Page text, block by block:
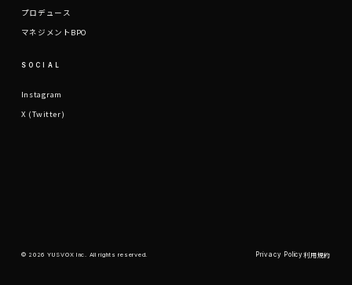
プロデュース
マネジメントBPO
SOCIAL
Instagram
X (Twitter)
YUSVOX
© 2026 YUSVOX Inc. All rights reserved. Privacy Policy利用規約